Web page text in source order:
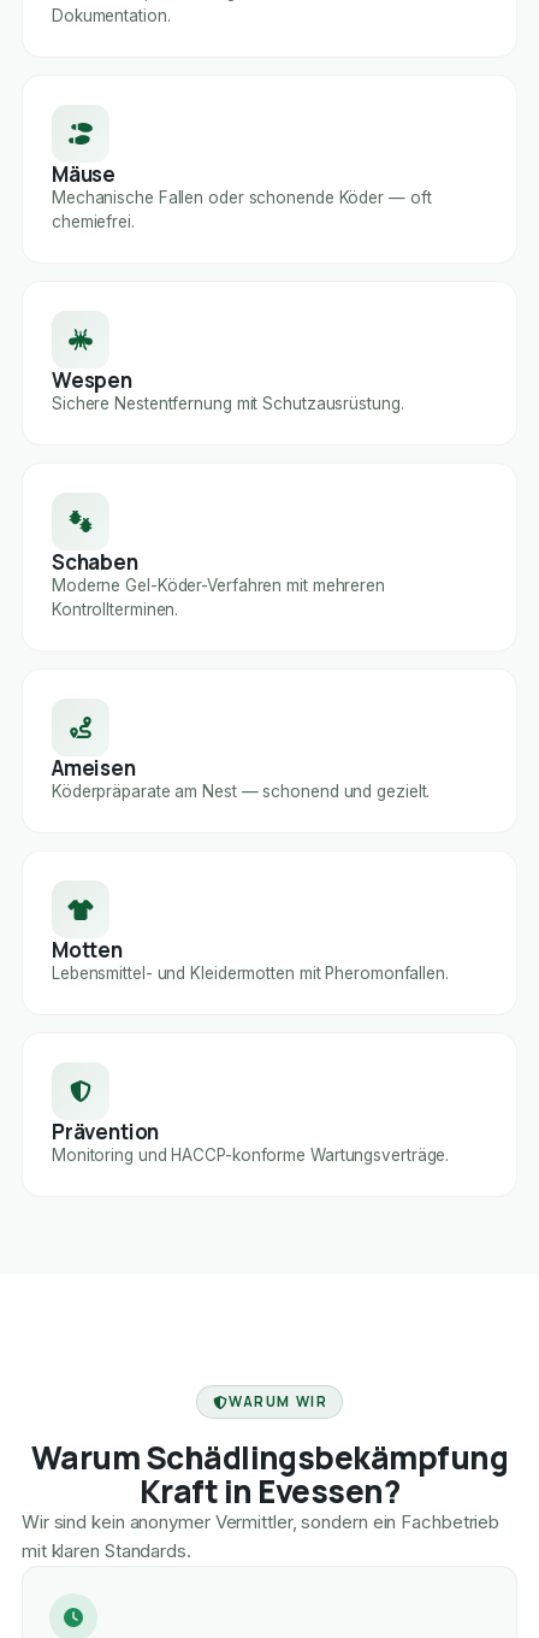
Dokumentation.
Mäuse
Mechanische Fallen oder schonende Köder — oft
chemiefrei.
Wespen
Sichere Nestentfernung mit Schutzausrüstung.
Schaben
Moderne Gel-Köder-Verfahren mit mehreren
Kontrollterminen.
Ameisen
Köderpräparate am Nest — schonend und gezielt.
Motten
Lebensmittel- und Kleidermotten mit Pheromonfallen.
Prävention
Monitoring und HACCP-konforme Wartungsverträge.
WARUM WIR
Warum Schädlingsbekämpfung
Kraft in Evessen?
Wir sind kein anonymer Vermittler, sondern ein Fachbetrieb
mit klaren Standards.